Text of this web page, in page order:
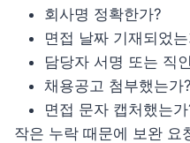
회사명 정확한가?
면접 날짜 기재되었
담당자 서명 또는 직
채용공고 첨부했는가?
면접 문자 캡처했는가
작은 누락 때문에 보완 요